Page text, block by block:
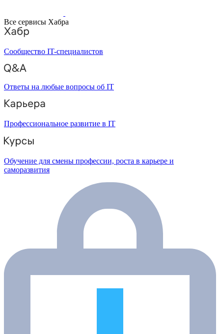
Все сервисы Хабра
Сообщество IT-специалистов
Ответы на любые вопросы об IT
Профессиональное развитие в IT
Обучение для смены профессии, роста в карьере и
саморазвития